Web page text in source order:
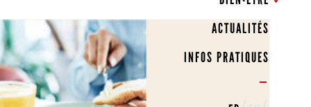
ACTUALITÉS
INFOS PRATIQUES